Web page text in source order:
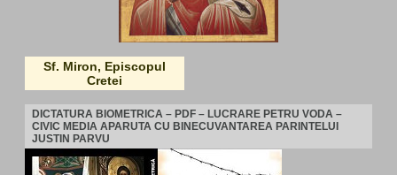
Sf. Miron, Episcopul
Cretei
DICTATURA BIOMETRICA – PDF – LUCRARE PETRU VODA –
CIVIC MEDIA APARUTA CU BINECUVANTAREA PARINTELUI
JUSTIN PARVU